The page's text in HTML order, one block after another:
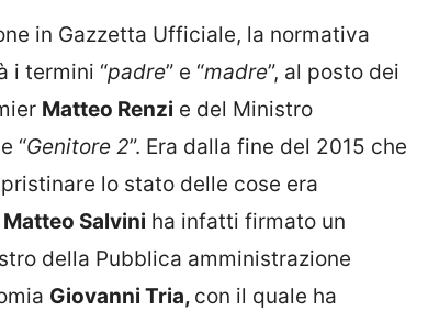
in Gazzetta Ufficiale, la normativa
i termini “padre” e “madre”, al posto dei
Matteo Renzi e del Ministro
“Genitore 2”. Era dalla fine del 2015 che
lo stato delle cose era
Matteo Salvini ha infatti firmato un
della Pubblica amministrazione
Giovanni Tria, con il quale ha